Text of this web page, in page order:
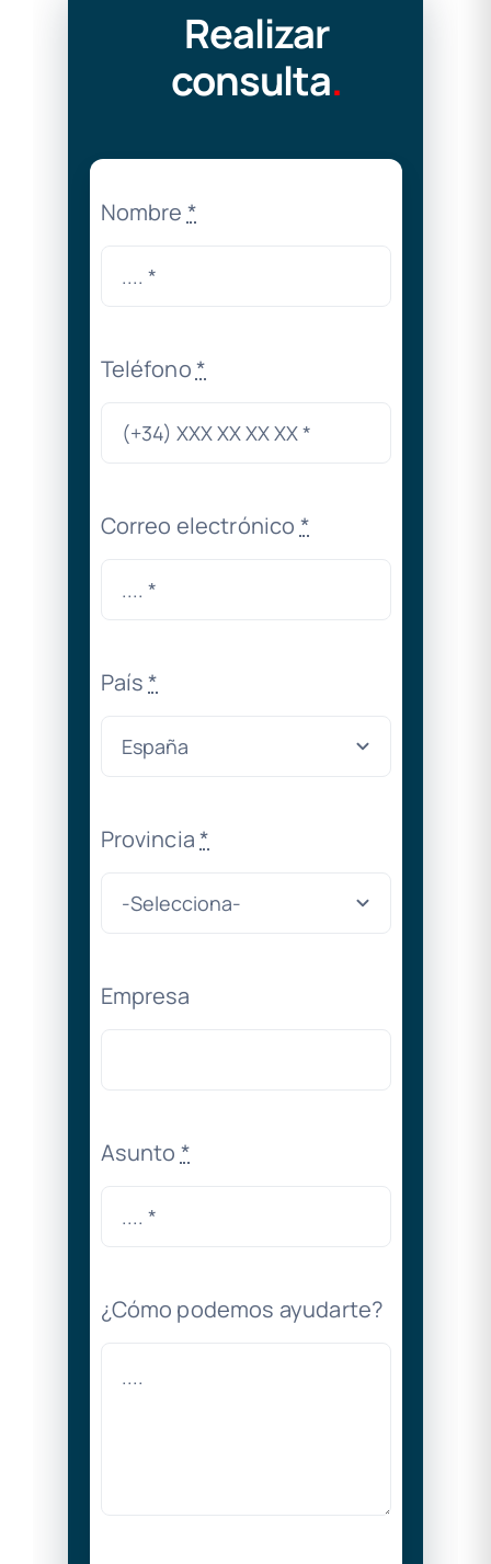
Realizar
consulta.
Nombre *
Teléfono*
Correo electrónico *
País*
Provincia*
Empresa
Asunto *
¿Cómo podemos ayudarte?